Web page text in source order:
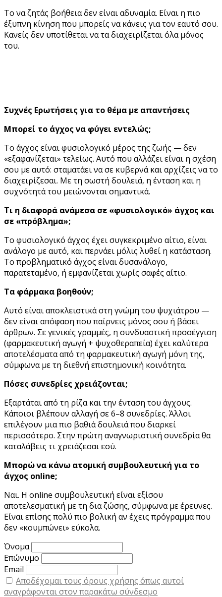
Το να ζητάς βοήθεια δεν είναι αδυναμία. Είναι η πιο
έξυπνη κίνηση που μπορείς να κάνεις για τον εαυτό σου.
Κανείς δεν υποτίθεται να τα διαχειρίζεται όλα μόνος
του.
Συχνές Ερωτήσεις για το θέμα με απαντήσεις
Μπορεί το άγχος να φύγει εντελώς;
Το άγχος είναι φυσιολογικό μέρος της ζωής — δεν
«εξαφανίζεται» τελείως. Αυτό που αλλάζει είναι η σχέση
σου με αυτό: σταματάει να σε κυβερνά και αρχίζεις να το
διαχειρίζεσαι. Με τη σωστή δουλειά, η ένταση και η
συχνότητά του μειώνονται σημαντικά.
Τι η διαφορά ανάμεσα σε «φυσιολογικό» άγχος και
σε «πρόβλημα»;
Το φυσιολογικό άγχος έχει συγκεκριμένο αίτιο, είναι
ανάλογο με αυτό, και περνάει μόλις λυθεί η κατάσταση.
Το προβληματικό άγχος είναι δυσανάλογο,
παρατεταμένο, ή εμφανίζεται χωρίς σαφές αίτιο.
Τα φάρμακα βοηθούν;
Αυτό είναι αποκλειστικά στη γνώμη του ψυχιάτρου —
δεν είναι απόφαση που παίρνεις μόνος σου ή βάσει
άρθρων. Σε γενικές γραμμές, η συνδυαστική προσέγγιση
(φαρμακευτική αγωγή + ψυχοθεραπεία) έχει καλύτερα
αποτελέσματα από τη φαρμακευτική αγωγή μόνη της,
σύμφωνα με τη διεθνή επιστημονική κοινότητα.
Πόσες συνεδρίες χρειάζονται;
Εξαρτάται από τη ρίζα και την ένταση του άγχους.
Κάποιοι βλέπουν αλλαγή σε 6–8 συνεδρίες. Άλλοι
επιλέγουν μια πιο βαθιά δουλειά που διαρκεί
περισσότερο. Στην πρώτη αναγνωριστική συνεδρία θα
καταλάβεις τι χρειάζεσαι εσύ.
Μπορώ να κάνω ατομική συμβουλευτική για το
άγχος online;
Ναι. Η online συμβουλευτική είναι εξίσου
αποτελεσματική με τη δια ζώσης, σύμφωνα με έρευνες.
Είναι επίσης πολύ πιο βολική αν έχεις πρόγραμμα που
δεν «κουμπώνει» εύκολα.
Όνομα
Επώνυμο
Email
Αποδέχομαι τους όρους χρήσης όπως αυτοί
αναγράφονται στον παρακάτω σύνδεσμο